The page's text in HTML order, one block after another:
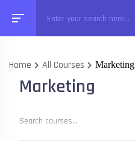
Home All Courses Marketing
Marketing